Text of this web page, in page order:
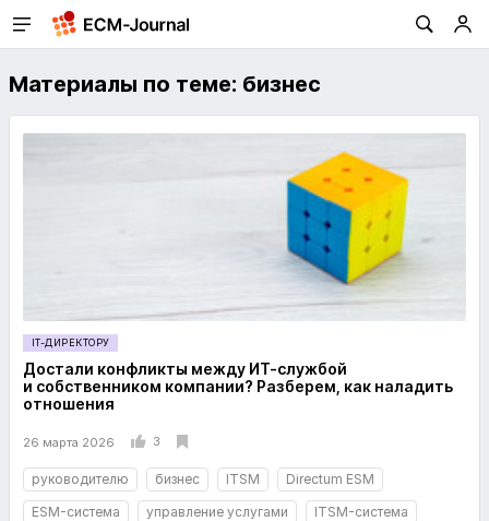
Материалы по теме: бизнес
IT-ДИРЕКТОРУ
Достали конфликты между ИТ-службой
и собственником компании? Разберем, как наладить
отношения
26 марта 2026 3
руководителю бизнес ITSM
Directum ESM
ESM-система
управление услугами
ITSM-система